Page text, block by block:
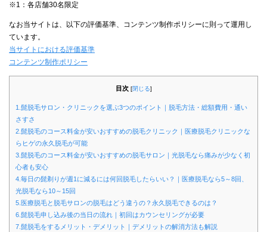
※1：各店舗30名限定
なお当サイトは、以下の評価基準、コンテンツ制作ポリシーに則って運用し
ています。
当サイトにおける評価基準
コンテンツ制作ポリシー
目次 [閉じる]
1.髭脱毛サロン・クリニックを選ぶ3つのポイント｜脱毛方法・総額費用・通い
さすさ
2.髭脱毛のコース料金が安いおすすめの脱毛クリニック｜医療脱毛クリニックな
らヒゲの永久脱毛が可能
3.髭脱毛のコース料金が安いおすすめの脱毛サロン｜光脱毛なら痛みが少なく初
心者も安心
4.毎日の髭剃りが週1に減るには何回脱毛したらいい？｜医療脱毛なら5～8回、
光脱毛なら10～15回
5.医療脱毛と脱毛サロンの脱毛はどう違うの？永久脱毛できるのは？
6.髭脱毛申し込み後の当日の流れ｜初回はカウンセリングが必要
7.髭脱毛をするメリット・デメリット｜デメリットの解消方法も解説